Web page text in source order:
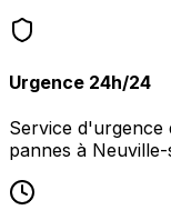
Urgence 24h/24
Service d'urgence
pannes à